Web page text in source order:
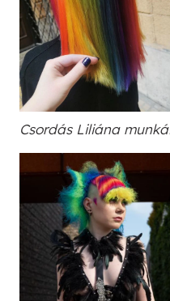
Csordás Liliána